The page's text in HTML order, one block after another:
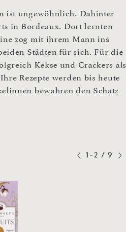
ist ungewöhnlich. Dahinter
in Bordeaux. Dort lernten
zog mit ihrem Mann ins
Städten für sich. Für die
Kekse und Crackers als
Rezepte werden bis heute
bewahren den Schatz
1-2 / 9